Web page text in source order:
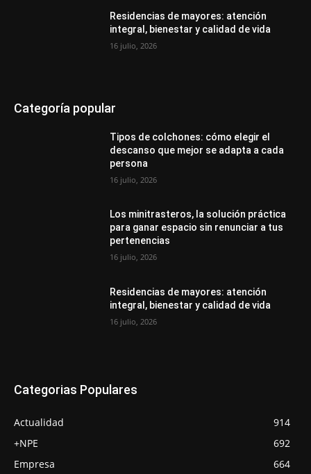
Residencias de mayores: atención
integral, bienestar y calidad de vida
16 julio, 2026
Categoría popular
Tipos de colchones: cómo elegir el
descanso que mejor se adapta a cada
persona
16 julio, 2026
Los minitrasteros, la solución práctica
para ganar espacio sin renunciar a tus
pertenencias
16 julio, 2026
Residencias de mayores: atención
integral, bienestar y calidad de vida
16 julio, 2026
Categorias Populares
Actualidad
914
+NPE
692
Empresa
664